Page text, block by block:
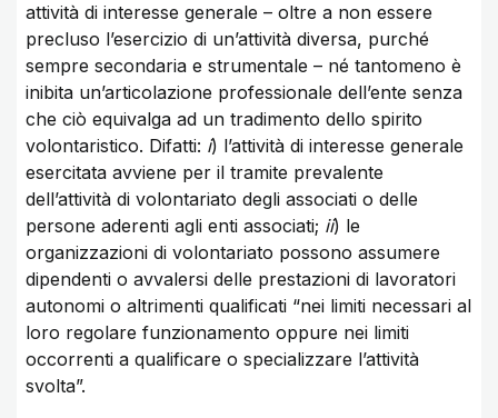
attività di interesse generale – oltre a non essere
precluso l’esercizio di un’attività diversa, purché
sempre secondaria e strumentale – né tantomeno è
inibita un’articolazione professionale dell’ente senza
che ciò equivalga ad un tradimento dello spirito
volontaristico. Difatti: i) l’attività di interesse generale
esercitata avviene per il tramite prevalente
dell’attività di volontariato degli associati o delle
persone aderenti agli enti associati; ii) le
organizzazioni di volontariato possono assumere
dipendenti o avvalersi delle prestazioni di lavoratori
autonomi o altrimenti qualificati “nei limiti necessari al
loro regolare funzionamento oppure nei limiti
occorrenti a qualificare o specializzare l’attività
svolta”.